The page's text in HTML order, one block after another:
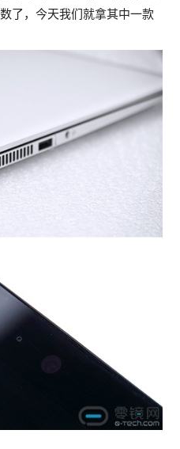
了，今天我们就拿其中一款